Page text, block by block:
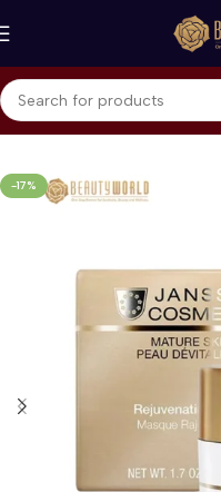
Beranda Janssen Cosmetics
-17%